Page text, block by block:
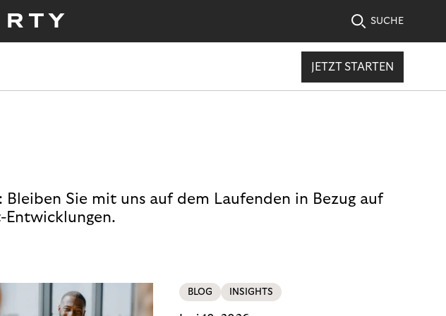
SUCHE
JETZT STARTEN
Sie mit uns auf dem Laufenden in Bezug auf
Entwicklungen.
BLOG INSIGHTS